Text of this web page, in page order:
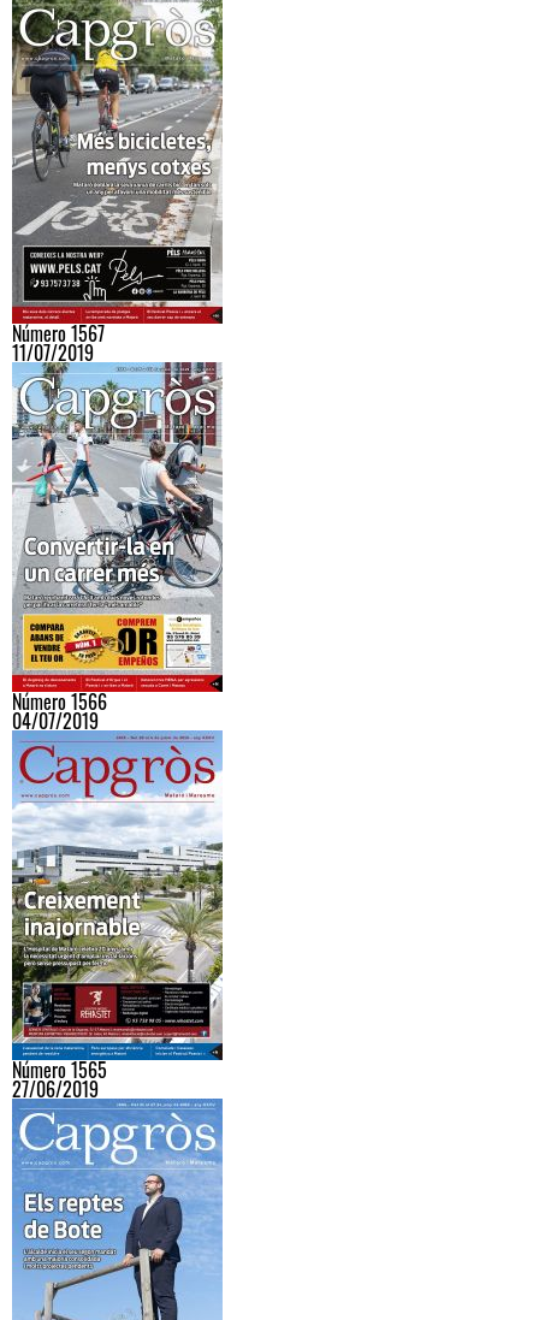
Número 1567
11/07/2019
Número 1566
04/07/2019
Número 1565
27/06/2019